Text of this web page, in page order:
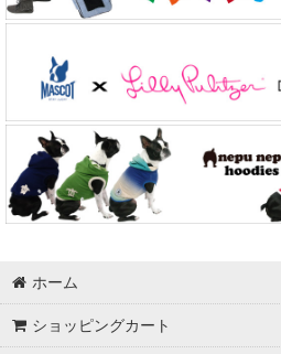
ホーム
ショッピングカート